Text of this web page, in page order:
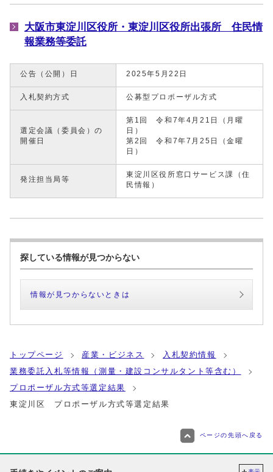
大阪市東淀川区役所・東淀川区役所出張所 住民情
報業務等委託
公告（公開）日 2025年5月22日
入札契約方式 公募型プロポーザル方式
選定会議（委員会）の
開催日
第1回 令和7年4月21日（月曜
日）
第2回 令和7年7月25日（金曜
日）
発注担当局等
東淀川区役所窓口サービス課（住
民情報）
探している情報が見つからない
情報が見つからないときは
トップページ 産業・ビジネス
入札契約情報
業務委託入札等情報（測量・建設コンサルタント等含む）
プロポーザル方式等選定結果
東淀川区 プロポーザル方式等選定結果
ページの先頭へ戻る